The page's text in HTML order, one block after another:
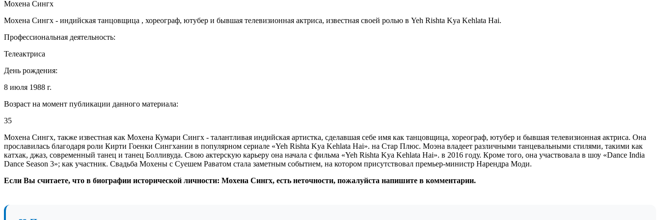
Мохена Сингх
Мохена Сингх - индийская танцовщица , хореограф, ютубер и бывшая телевизионная актриса, известная своей ролью в Yeh Rishta Kya Kehlata Hai.
Профессиональная деятельность:
Телеактриса
День рождения:
8 июля 1988 г.
Возраст на момент публикации данного материала:
35
Мохена Сингх, также известная как Мохена Кумари Сингх - талантливая индийская артистка, сделавшая себе имя как танцовщица, хореограф, ютубер и бывшая телевизионная актриса. Она
прославилась благодаря роли Кирти Гоенки Сингхании в популярном сериале «Yeh Rishta Kya Kehlata Hai». на Стар Плюс. Моэна владеет различными танцевальными стилями, такими как
катхак, джаз, современный танец и танец Болливуда. Свою актерскую карьеру она начала с фильма «Yeh Rishta Kya Kehlata Hai». в 2016 году. Кроме того, она участвовала в шоу «Dance India
Dance Season 3»; как участник. Свадьба Мохены с Суешем Раватом стала заметным событием, на котором присутствовал премьер-министр Нарендра Моди.
Если Вы считаете, что в биографии исторической личности: Мохена Сингх, есть неточности, пожалуйста напишите в комментарии.